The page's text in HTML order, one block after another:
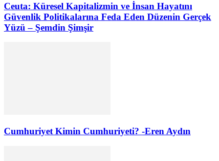
Ceuta: Küresel Kapitalizmin ve İnsan Hayatını
Güvenlik Politikalarına Feda Eden Düzenin Gerçek
Yüzü – Şemdin Şimşir
Cumhuriyet Kimin Cumhuriyeti? -Eren Aydın